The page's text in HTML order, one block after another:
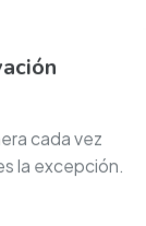
la excepción.